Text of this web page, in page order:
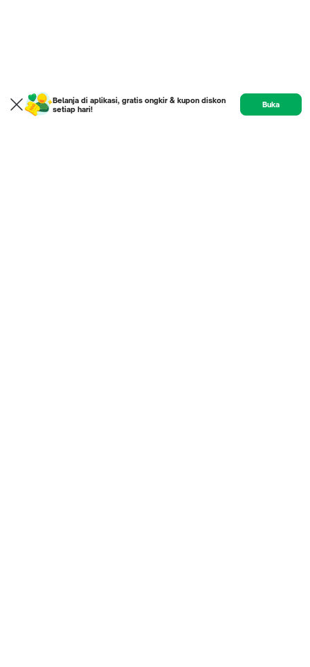
Belanja di aplikasi, gratis ongkir & kupon diskon
setiap hari!
Buka